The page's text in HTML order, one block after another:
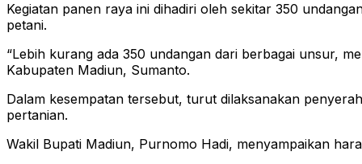
Kegiatan panen raya ini dihadiri oleh sekitar 350
petani.
“Lebih kurang ada 350 undangan dari berbagai unsur,
Kabupaten Madiun, Sumanto.
Dalam kesempatan tersebut, turut dilaksanakan
pertanian.
Wakil Bupati Madiun, Purnomo Hadi, menyampaikan